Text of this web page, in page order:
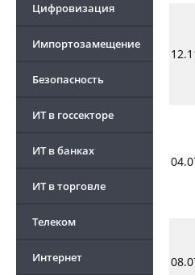
Цифровизация
Импортозамещение
Безопасность
ИТ в госсекторе
ИТ в банках
ИТ в торговле
Телеком
Интернет